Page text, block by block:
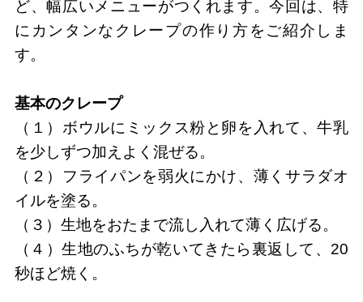
ど、幅広いメニューがつくれます。今回は、特
にカンタンなクレープの作り方をご紹介しま
す。
基本のクレープ
（１）ボウルにミックス粉と卵を入れて、牛乳
を少しずつ加えよく混ぜる。
（２）フライパンを弱火にかけ、薄くサラダオ
イルを塗る。
（３）生地をおたまで流し入れて薄く広げる。
（４）生地のふちが乾いてきたら裏返して、20
秒ほど焼く。